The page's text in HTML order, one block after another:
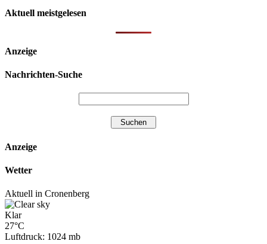
Aktuell meistgelesen
Anzeige
Nachrichten-Suche
Anzeige
Wetter
Aktuell in Cronenberg
Klar
27°C
Luftdruck: 1024 mb